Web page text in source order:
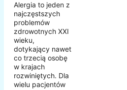
Alergia to jeden z
najczęstszych
problemów
zdrowotnych XXI
wieku,
dotykający nawet
co trzecią osobę
w krajach
rozwiniętych. Dla
wielu pacjentów